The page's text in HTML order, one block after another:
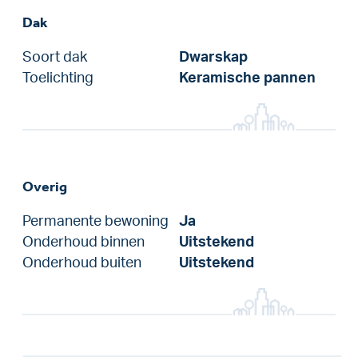
Dak
Soort dak
Dwarskap
Toelichting
Keramische pannen
Overig
Permanente bewoning
Ja
Onderhoud binnen
Uitstekend
Onderhoud buiten
Uitstekend